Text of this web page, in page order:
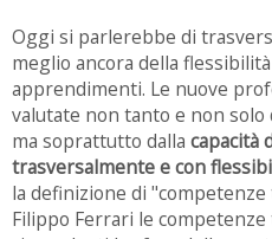
Oggi si parlerebbe di
meglio ancora della
apprendimenti. Le nuove
valutate non tanto e non solo
ma soprattutto dalla capacità
trasversalmente e con
la definizione di
Filippo Ferrari le